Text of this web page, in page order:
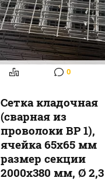
0
Сетка кладочная
(сварная из
проволоки ВР 1),
ячейка 65х65 мм
размер секции
2000х380 мм, Ø 2,3